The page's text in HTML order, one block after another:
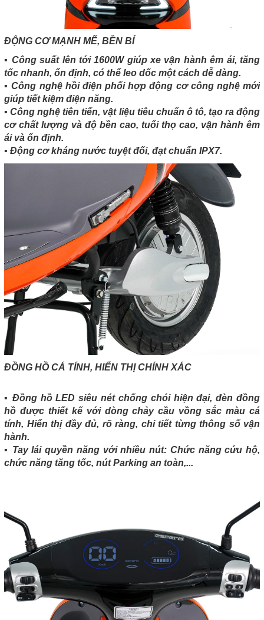
ĐỘNG CƠ MẠNH MẼ, BỀN BỈ
▪️ Công suất lên tới 1600W giúp xe vận hành êm ái, tăng
tốc nhanh, ổn định, có thể leo dốc một cách dễ dàng.
▪️ Công nghệ hồi điện phối hợp động cơ công nghệ mới
giúp tiết kiệm điện năng.
▪️ Công nghệ tiên tiến, vật liệu tiêu chuẩn ô tô, tạo ra động
cơ chất lượng và độ bền cao, tuổi thọ cao, vận hành êm
ái và ổn định.
▪️ Động cơ kháng nước tuyệt đối, đạt chuẩn IPX7.
ĐỒNG HỒ CÁ TÍNH, HIỂN THỊ CHÍNH XÁC
▪️ Đồng hồ LED siêu nét chống chói hiện đại, đèn đồng
hồ được thiết kế với dòng chảy cầu vồng sắc màu cá
tính, Hiển thị đầy đủ, rõ ràng, chi tiết từng thông số vận
hành.
▪️ Tay lái quyền năng với nhiều nút: Chức năng cứu hộ,
chức năng tăng tốc, nút Parking an toàn,...